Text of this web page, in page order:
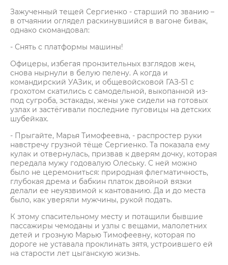
Зажученный тещей Сергиенко - старший по званию –
в отчаянии оглядел раскинувшийся в вагоне бивак,
однако скомандовал:
- Снять с платформы машины!
Офицеры, избегая пронзительных взглядов жен,
снова нырнули в белую пелену. А когда и
командирский УАЗик, и общевойсковой ГАЗ-51 с
грохотом скатились с самодельной, выкопанной из-
под сугроба, эстакады, жены уже сидели на готовых
узлах и застёгивали последние пуговицы на детских
шубейках.
- Прыгайте, Марья Тимофеевна, - распростер руки
навстречу грузной тёще Сергиенко. Та показала ему
кулак и отвернулась, призвав к дверям дочку, которая
передала мужу годовалую Олеську. С ней можно
было не церемониться: природная флегматичность,
глубокая дрема и бабкин платок двойной вязки
делали ее неуязвимой к кантованию. Да и до места
было, как уверяли мужчины, рукой подать.
К этому спасительному месту и потащили бывшие
пассажиры чемоданы и узлы с вещами, малолетних
детей и грозную Марью Тимофеевну, которая по
дороге не уставала проклинать зятя, устроившего ей
на старости лет цыганскую жизнь.